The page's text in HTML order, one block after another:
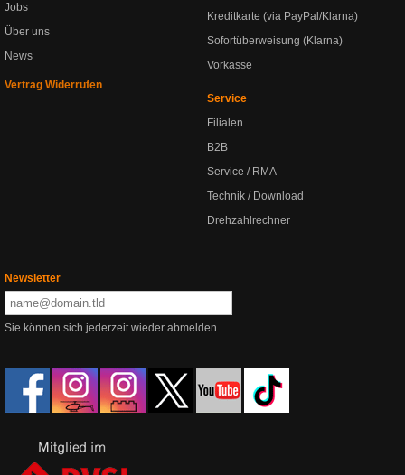
Jobs
Über uns
News
Vertrag Widerrufen
Kreditkarte (via PayPal/Klarna)
Sofortüberweisung (Klarna)
Vorkasse
Service
Filialen
B2B
Service / RMA
Technik / Download
Drehzahlrechner
Newsletter
Sie können sich jederzeit wieder abmelden.